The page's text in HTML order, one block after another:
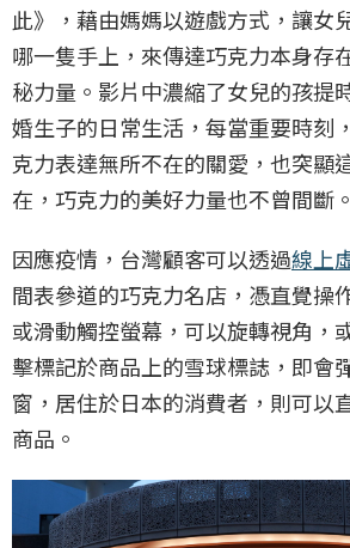
此》，藉由媽媽以遊戲方式，讓女
哪一隻手上，來傳達巧克力本身存
秘力量。影片中濃縮了女兒的孩提
婚生子的日常生活，每當重要時刻
克力表達無所不在的關愛，也突顯
在，巧克力的美好力量也不曾間斷。
因應疫情，台灣顧客可以透過線上
間表參道的巧克力名店，憑直覺操
或滑動觸控螢幕，可以旋轉視角，
擊標記於商品上的雪球標誌，即會
窗，居住於日本的消費者，則可以
商品。